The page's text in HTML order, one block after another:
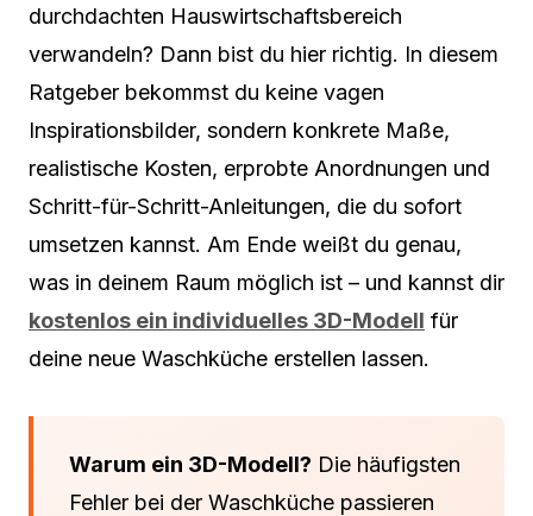
durchdachten Hauswirtschaftsbereich
verwandeln? Dann bist du hier richtig. In diesem
Ratgeber bekommst du keine vagen
Inspirationsbilder, sondern konkrete Maße,
realistische Kosten, erprobte Anordnungen und
Schritt-für-Schritt-Anleitungen, die du sofort
umsetzen kannst. Am Ende weißt du genau,
was in deinem Raum möglich ist – und kannst dir
kostenlos ein individuelles 3D-Modell für
deine neue Waschküche erstellen lassen.
Warum ein 3D-Modell? Die häufigsten
Fehler bei der Waschküche passieren